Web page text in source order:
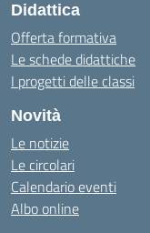
Didattica
Offerta formativa
Le schede didattiche
I progetti delle classi
Novità
Le notizie
Le circolari
Calendario eventi
Albo online